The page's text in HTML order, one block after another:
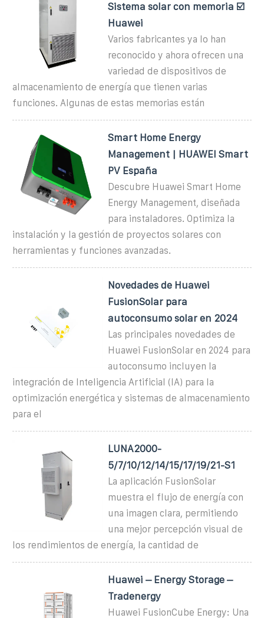
Sistema solar con memoria ☑️
Huawei
Varios fabricantes ya lo han
reconocido y ahora ofrecen una
variedad de dispositivos de
almacenamiento de energía que tienen varias
funciones. Algunas de estas memorias están
Smart Home Energy
Management | HUAWEI Smart
PV España
Descubre Huawei Smart Home
Energy Management, diseñada
para instaladores. Optimiza la
instalación y la gestión de proyectos solares con
herramientas y funciones avanzadas.
Novedades de Huawei
FusionSolar para
autoconsumo solar en 2024
Las principales novedades de
Huawei FusionSolar en 2024 para
autoconsumo incluyen la
integración de Inteligencia Artificial (IA) para la
optimización energética y sistemas de almacenamiento
para el
LUNA2000-
5/7/10/12/14/15/17/19/21-S1
La aplicación FusionSolar
muestra el flujo de energía con
una imagen clara, permitiendo
una mejor percepción visual de
los rendimientos de energía, la cantidad de
Huawei – Energy Storage –
Tradenergy
Huawei FusionCube Energy: Una